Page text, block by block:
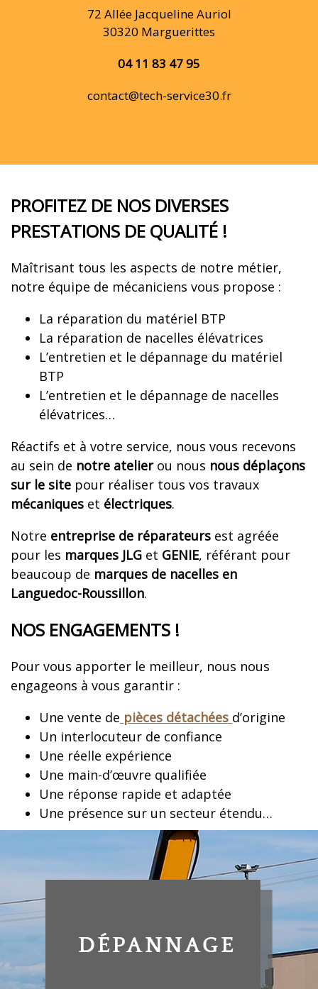
72 Allée Jacqueline Auriol
30320 Marguerittes
04 11 83 47 95
contact@tech-service30.fr
PROFITEZ DE NOS DIVERSES
PRESTATIONS DE QUALITÉ !
Maîtrisant tous les aspects de notre métier,
notre équipe de mécaniciens vous propose :
La réparation du matériel BTP
La réparation de nacelles élévatrices
L’entretien et le dépannage du matériel
BTP
L’entretien et le dépannage de nacelles
élévatrices…
Réactifs et à votre service, nous vous recevons
au sein de notre atelierou nous nous déplaçons
sur le site pour réaliser tous vos travaux
mécaniques et électriques.
Notre entreprise de réparateurs est agréée
pour les marques JLG et GENIE, référant pour
beaucoup de marques de nacelles en
Languedoc-Roussillon.
NOS ENGAGEMENTS !
Pour vous apporter le meilleur, nous nous
engageons à vous garantir :
Une vente de pièces détachées d’origine
Un interlocuteur de confiance
Une réelle expérience
Une main-d’œuvre qualifiée
Une réponse rapide et adaptée
Une présence sur un secteur étendu…